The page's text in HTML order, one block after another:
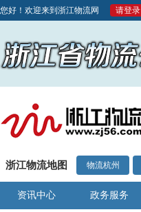
您好！欢迎来到浙江物流网 请登录
浙江物流地图 物流杭州
资讯中心 政务服务